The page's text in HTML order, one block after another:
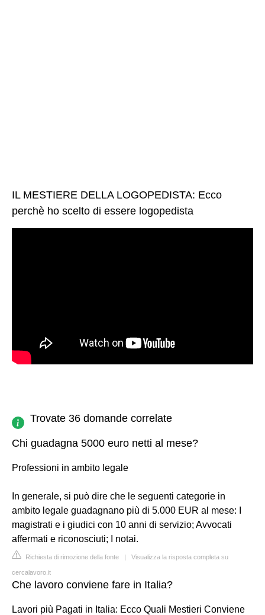
IL MESTIERE DELLA LOGOPEDISTA: Ecco
perchè ho scelto di essere logopedista
Trovate 36 domande correlate
Chi guadagna 5000 euro netti al mese?
Professioni in ambito legale
In generale, si può dire che le seguenti categorie in
ambito legale guadagnano più di 5.000 EUR al mese: I
magistrati e i giudici con 10 anni di servizio; Avvocati
affermati e riconosciuti; I notai.
Richiesta di rimozione della fonte | Visualizza la risposta completa su
cercalavoro.it
Che lavoro conviene fare in Italia?
Lavori più Pagati in Italia: Ecco Quali Mestieri Conviene